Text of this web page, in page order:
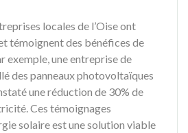
locales de l’Oise ont
témoignent des bénéfices de
exemple, une entreprise de
des panneaux photovoltaïques
une réduction de 30% de
Ces témoignages
solaire est une solution viable